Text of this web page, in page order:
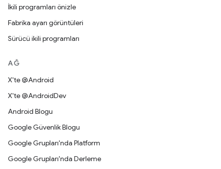
İkili programları önizle
Fabrika ayarı görüntüleri
Sürücü ikili programları
AĞ
X'te @Android
X'te @AndroidDev
Android Blogu
Google Güvenlik Blogu
Google Grupları'nda Platform
Google Grupları'nda Derleme